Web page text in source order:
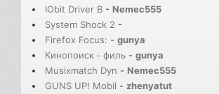
IObit Driver B - Nemec555
System Shock 2 -
Firefox Focus: - gunya
Кинопоиск－филь - gunya
Musixmatch Dyn - Nemec555
GUNS UP! Mobil - zhenyatut